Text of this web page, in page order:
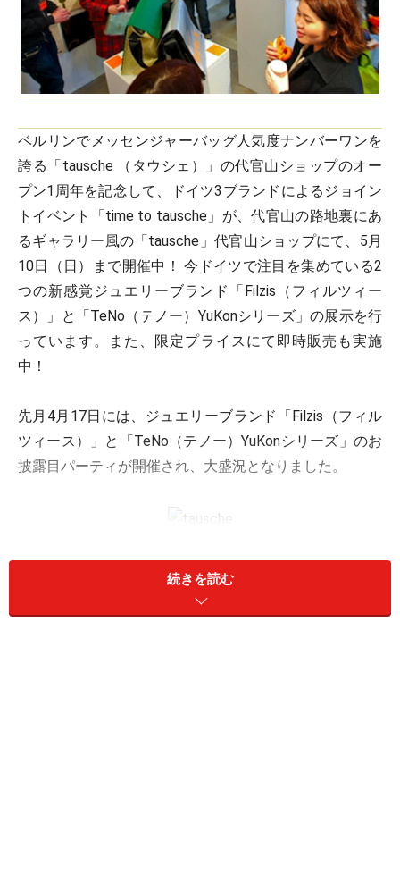
ベルリンでメッセンジャーバッグ人気度ナンバーワンを
誇る「tausche （タウシェ）」の代官山ショップのオー
プン1周年を記念して、ドイツ3ブランドによるジョイン
トイベント「time to tausche」が、代官山の路地裏にあ
るギャラリー風の「tausche」代官山ショップにて、5月
10日（日）まで開催中！ 今ドイツで注目を集めている2
つの新感覚ジュエリーブランド「Filzis（フィルツィー
ス）」と「TeNo（テノー）YuKonシリーズ」の展示を行
っています。また、限定プライスにて即時販売も実施
中！
先月4月17日には、ジュエリーブランド「Filzis（フィル
ツィース）」と「TeNo（テノー）YuKonシリーズ」のお
披露目パーティが開催され、大盛況となりました。
「tausche」「Filzis」「TeNo」、これら3つのブランド
の共通コンセプトは「tausche = change」できること！
続きを読む